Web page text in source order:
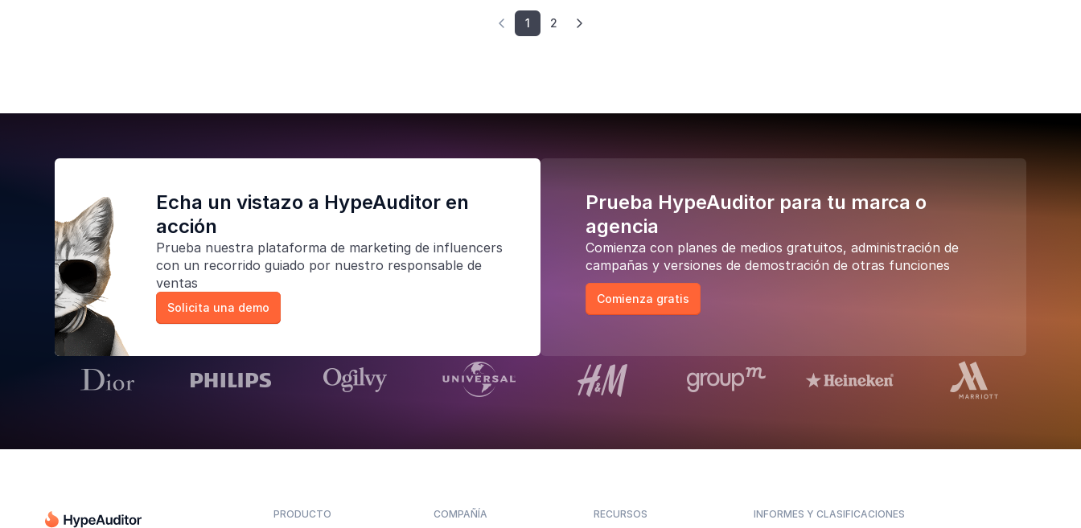
seguimiento y evaluación, desafíos
 1 2 
Echa un vistazo a HypeAuditor en
acción
Prueba nuestra plataforma de marketing de influencers
con un recorrido guiado por nuestro responsable de
ventas
Solicita una demo
Prueba HypeAuditor para tu marca o
agencia
Comienza con planes de medios gratuitos, administración de
campañas y versiones de demostración de otras funciones
Comienza gratis
PRODUCTO COMPAÑÍA RECURSOS INFORMES Y CLASIFICACIONES